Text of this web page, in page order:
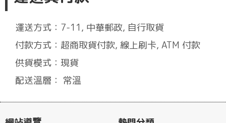
運送方式：7-11, 中華郵政, 自行取貨
付款方式：超商取貨付款, 線上刷卡, ATM 付款
供貨模式：現貨
配送溫層： 常溫